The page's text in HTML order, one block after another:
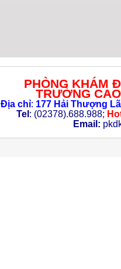
PHÒNG KHÁM
TRƯỜNG
Địa chỉ: 177 Hải Thượng
Tel : (02378).688.988;
Email: